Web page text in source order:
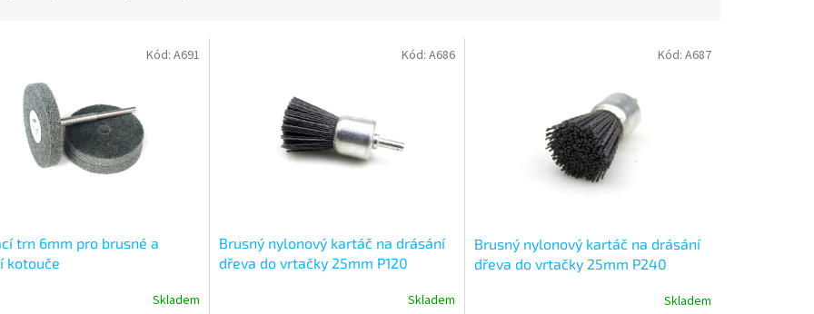
trn 6mm pro brusné a
kotouče
Skladem
Kód: A691
Brusný nylonový kartáč na drásání
dřeva do vrtačky 25mm P120
Skladem
Kód: A686
Brusný nylonový kartáč na drásání
dřeva do vrtačky 25mm P240
Skladem
Kód: A687